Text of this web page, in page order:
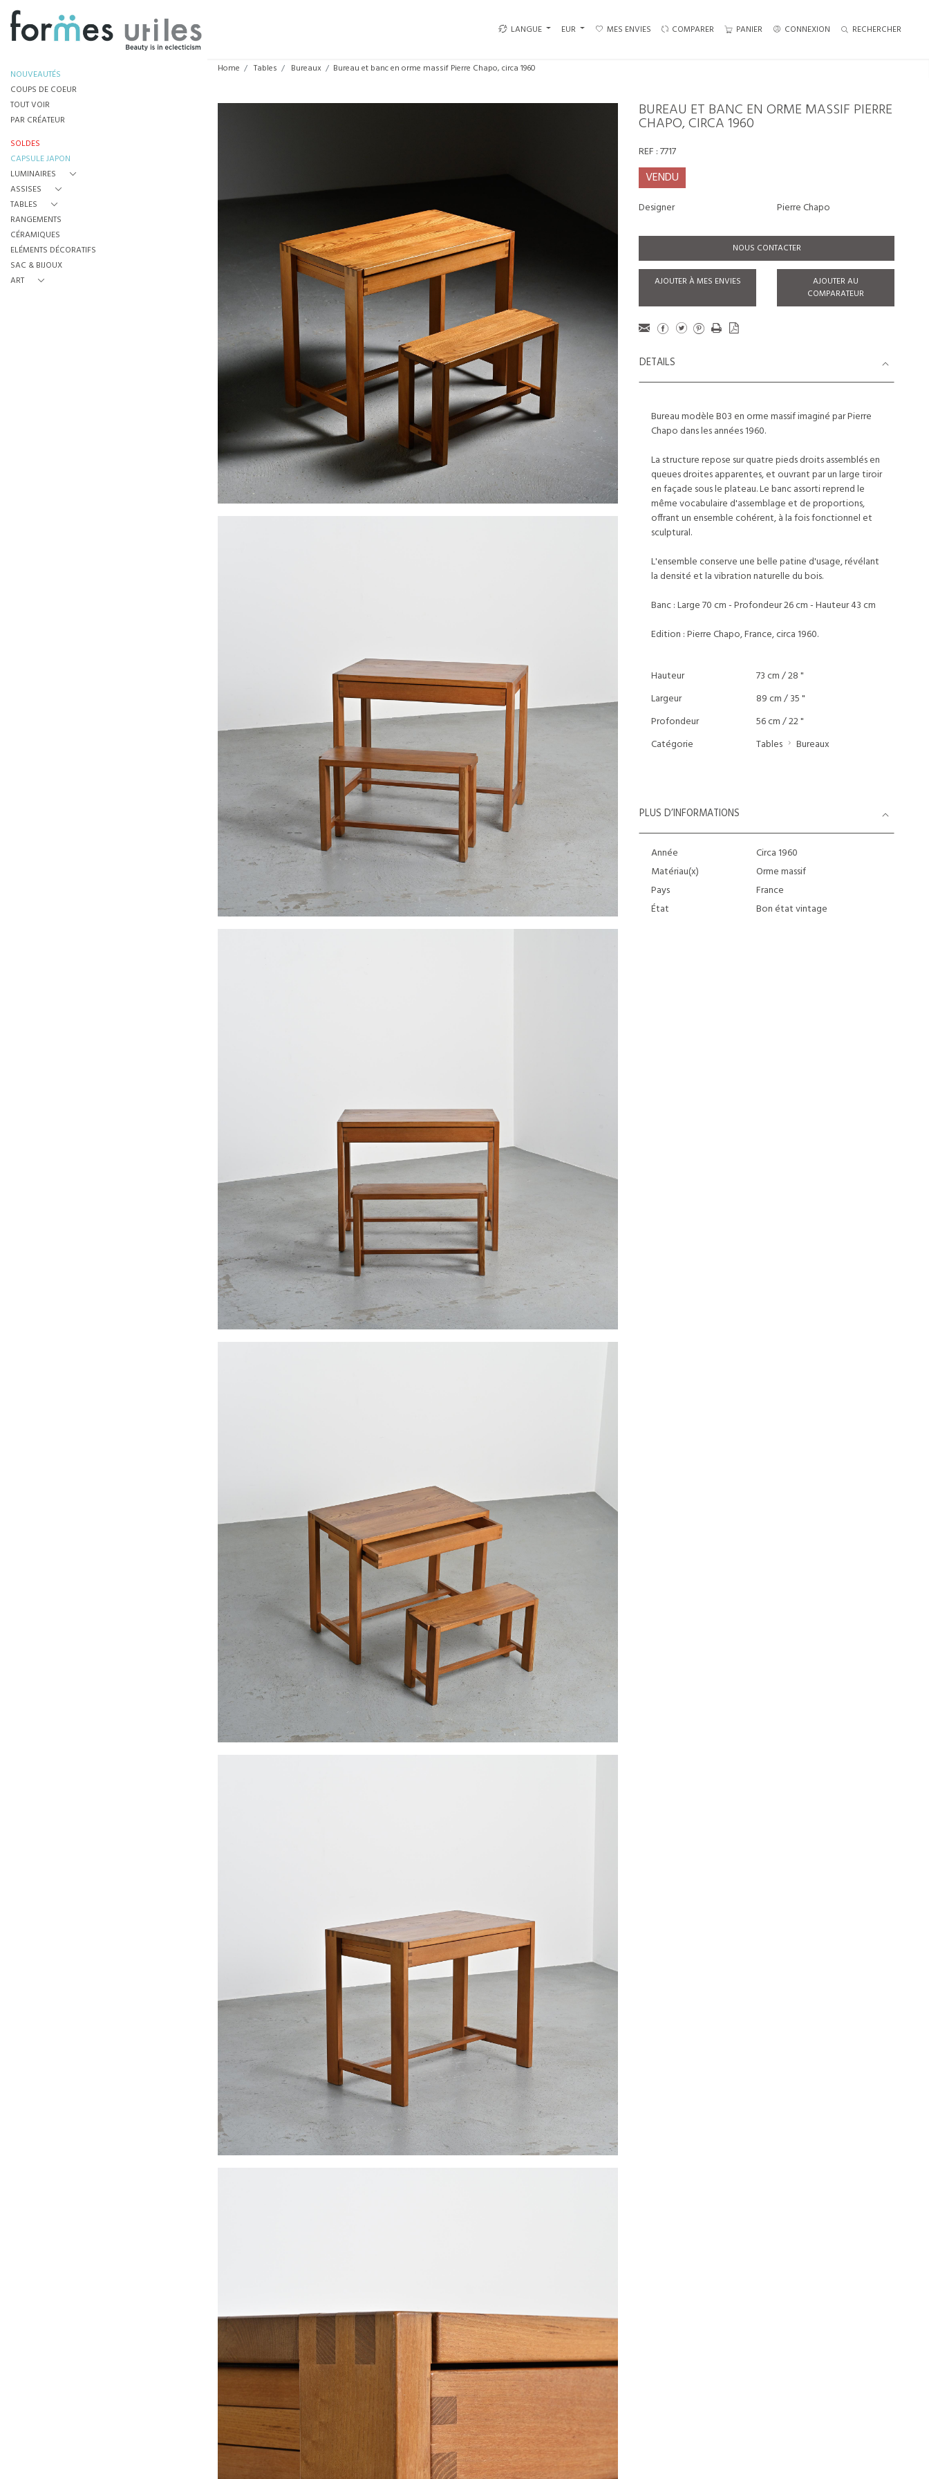
LANGUE EUR MES ENVIES COMPARER PANIER CONNEXION RECHERCHER
NOUVEAUTÉS
COUPS DE COEUR
TOUT VOIR
PAR CRÉATEUR
SOLDES
CAPSULE JAPON
LUMINAIRES
ASSISES
TABLES
RANGEMENTS
CÉRAMIQUES
ELÉMENTS DÉCORATIFS
SAC & BIJOUX
ART
Home Tables Bureaux Bureau et banc en orme massif Pierre Chapo, circa 1960
BUREAU ET BANC EN ORME MASSIF PIERRE
CHAPO, CIRCA 1960
REF :7717
VENDU
Designer Pierre Chapo
NOUS CONTACTER
AJOUTER À MES ENVIES
AJOUTER AU
COMPARATEUR
DETAILS
Bureau modèle B03 en orme massif imaginé par Pierre
Chapo dans les années 1960.
La structure repose sur quatre pieds droits assemblés en
queues droites apparentes, et ouvrant par un large tiroir
en façade sous le plateau. Le banc assorti reprend le
même vocabulaire d'assemblage et de proportions,
offrant un ensemble cohérent, à la fois fonctionnel et
sculptural.
L'ensemble conserve une belle patine d'usage, révélant
la densité et la vibration naturelle du bois.
Banc : Large 70 cm - Profondeur 26 cm - Hauteur 43 cm
Edition : Pierre Chapo, France, circa 1960.
Hauteur
73 cm / 28 "
Largeur
89 cm / 35 "
Profondeur
56 cm / 22 "
Catégorie
Tables Bureaux
PLUS D’INFORMATIONS
Année
Circa 1960
Matériau(x)
Orme massif
Pays
France
État
Bon état vintage